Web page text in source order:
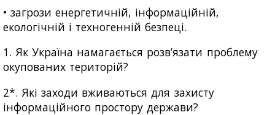
• загрози енергетичній, інформаційній,
екологічній і техногенній безпеці.
1. Як Україна намагається розв’язати проблему
окупованих територій?
2*. Які заходи вживаються для захисту
інформаційного простору держави?